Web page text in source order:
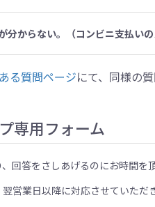
分からない。（コンビニ支払いの
る質問ページにて、同様の
専用フォーム
回答をさしあげるのにお時間を
営業日以降に対応させていただ